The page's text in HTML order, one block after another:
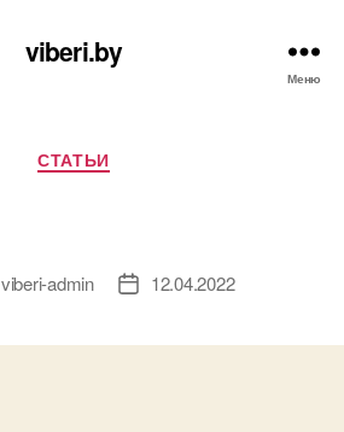
viberi.by
Меню
Рубрики
СТАТЬИ
viberi-admin
Дата12.04.2022